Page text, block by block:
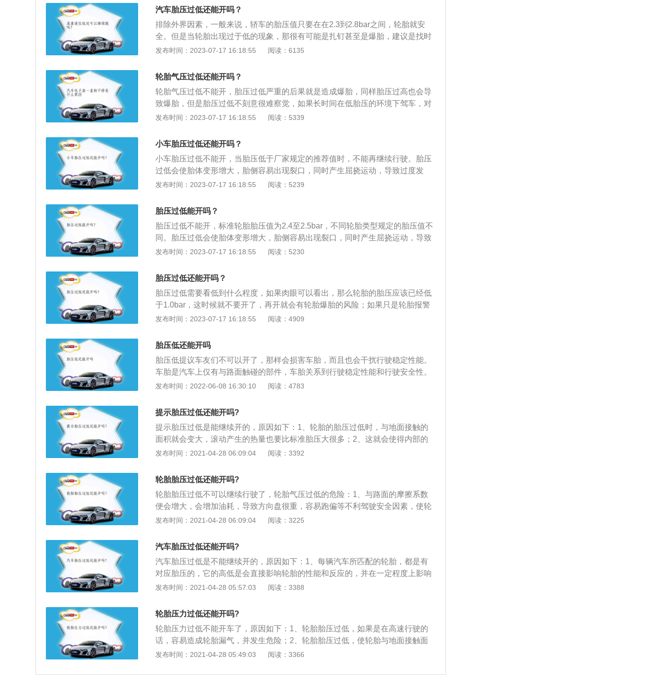
轮胎本身的运动自摩擦系数增大，地面上的胎面较平，而非地面上的胎面正态
性，有一个运动过程，使其在运行中不是一个正常的循环，使轮胎温度升高；
2、其次胎压过低会使胎身变形增大，胎侧容易产生裂纹，同时产生挠曲运动，
造成过热，促使橡胶老化、帘线疲劳、帘线断裂，也会使轮胎接地面积增大，加
速轮胎变形；3、除此之外，胎压过低也会导致油耗增加，方向盘很重，容易跑
汽车胎压过低还能开吗？
排除外界因素，一般来说，轿车的胎压值只要在在2.3到2.8bar之间，轮胎就安
全。但是当轮胎出现过于低的现象，那很有可能是扎钉甚至是爆胎，建议是找时
机缓慢停下，然后在距来车150米处放好警示牌，最后报警或者低呼叫保险公司
为轮胎气不足而影响到耗油量，因为轮胎压力过小时，轮胎与地面的接触面积增
大而导致行驶阻力更大，所以也就更废油，所以要定期检查轮胎压力是否正常。
相反，轮胎气太多也不行，建议气压值是在2.5之间。2、汽车在行驶的过程中，
只要轮胎和地面接触就会发生磨损，而且行驶到了一定的里程数就建议是更换，
不过这也没有办法避免。另外，就算轮胎只是安装在车上，并没有行驶，但是轮
更换，否则很有可能会因为抓地力不足，导致性能变弱，最终直接影响到行车安
全。3、而在行驶过程中，一旦发生爆胎，要紧握方向盘，用力稳住方向，同时
要慢松油门，让减速行为掌握在受控制的过程中努力保持原来的行车轨迹，千万
发布时间：2023-07-17 16:18:55 阅读：6135
轮胎气压过低还能开吗？
轮胎气压过低不能开，胎压过低严重的后果就是造成爆胎，同样胎压过高也会导
致爆胎，但是胎压过低不刻意很难察觉，如果长时间在低胎压的环境下驾车，对
于轮胎是一个非常大的伤害，重则还会危及到驾乘人员的安全。轮胎胎压应该打
度等车辆因素，与使用什么品牌的轮胎没有关系，标准胎压为2.4到2.5bar，但是
根据具体情况的不同有不同的差别。
发布时间：2023-07-17 16:18:55 阅读：5339
小车胎压过低还能开吗？
小车胎压过低不能开，当胎压低于厂家规定的推荐值时，不能再继续行驶。胎压
过低会使胎体变形增大，胎侧容易出现裂口，同时产生屈挠运动，导致过度发
热，促使橡胶老化，帘布层疲劳，帘线折断，还会使轮胎接地面积增大，加速胎
则是汽车的血压，胎压的高低对汽车的性能和动力有着非常重要的作用，气压是
轮胎的命门，过高和过低都会缩短轮胎的使用寿命。
发布时间：2023-07-17 16:18:55 阅读：5239
胎压过低能开吗？
胎压过低不能开，标准轮胎胎压值为2.4至2.5bar，不同轮胎类型规定的胎压值不
同。胎压过低会使胎体变形增大，胎侧容易出现裂口，同时产生屈挠运动，导致
过度发热，促使橡胶老化，帘布层疲劳，帘线折断，还会使轮胎接地面积增大，
胎胎压值可以适当的调高一些；夏季气温比较高，为了防止轮胎爆胎，汽车胎压
可以降低一些。
发布时间：2023-07-17 16:18:55 阅读：5230
胎压过低还能开吗？
胎压过低需要看低到什么程度，如果肉眼可以看出，那么轮胎的胎压应该已经低
于1.0bar，这时候就不要开了，再开就会有轮胎爆胎的风险；如果只是轮胎报警
灯亮了，正常轮胎的胎压不低于1.3bar，可以缓慢行驶到维修厂进行维修，不建
这时候就要进行补胎处理；2、由于轮胎长时间没有更换过，轮胎的胎口和轮圈
接触面不能完全密封，缓慢撒气；3、轮胎气嘴橡胶老化龟裂，造成轮胎慢撒
气，时间长了导致轮胎亏气。
发布时间：2023-07-17 16:18:55 阅读：4909
胎压低还能开吗
胎压低提议车友们不可以开了，那样会损害车胎，而且也会干扰行驶稳定性能。
车胎是汽车上仅有与路面触碰的部件，车胎关系到行驶稳定性能和行驶安全性。
胎压针对车胎而言是很重要的，胎压不可过高也不可过低。假如胎压过低，那在
高，那会降低车胎与路面的触碰面积，那样会干扰抓地力和行驶稳定性能。提议
车友们常常查看一下自个的轮胎气压和车胎表面是不是存有破损状况。车胎归属
于橡胶制品，提议车友们每过4年更换一回车胎。即便4年内行驶里程较少也要更
换，因为使用了4年的车胎会发生明显的老化状况。在购买新车胎时，也一定要
看好生产日期。车胎归属于橡胶制品，即便长时间闲置不用也会发生老化状况。
期，之中前两位象征一年中的第几周，后两位象征年份。大家购入车胎的时候常
常会忽略车胎的生产日期，车胎的橡胶是有寿命的，谁也不愿意花一样的钱买的
库存胎。
发布时间：2022-06-08 16:30:10 阅读：4783
提示胎压过低还能开吗?
提示胎压过低是能继续开的，原因如下：1、轮胎的胎压过低时，与地面接触的
面积就会变大，滚动产生的热量也要比标准胎压大很多；2、这就会使得内部的
帘布层变形、加速疲劳，严重时甚至会造成结构性损伤，结果就是发生爆胎；
能和反应，并在一定程度上影响着油耗；4、所以为了行车安全，需要定期对轮
胎的气压进行检测。
发布时间：2021-04-28 06:09:04 阅读：3392
轮胎胎压过低还能开吗?
轮胎胎压过低不可以继续行驶了，轮胎气压过低的危险：1、与路面的摩擦系数
便会增大，会增加油耗，导致方向盘很重，容易跑偏等不利驾驶安全因素，使轮
胎各部位的运动量增加，造成ABN过度挤压，轮胎正常发热；2、使帘线和橡胶
损；3、轮胎与地面摩擦成倍增加，轮胎温度急剧升高，轮胎柔软，强度急剧下
降，高速行驶会导致轮胎爆胎。
发布时间：2021-04-28 06:09:04 阅读：3225
汽车胎压过低还能开吗?
汽车胎压过低是不能继续开的，原因如下：1、每辆汽车所匹配的轮胎，都是有
对应胎压的，它的高低是会直接影响轮胎的性能和反应的，并在一定程度上影响
着油耗；2、过低的胎压会使轮胎的两侧外沿接触到地面，这样就无法让整个胎
危险程度是不亚于高胎压行车的，随时会导致爆胎，并且经常磨损最薄的胎壁部
分，还会导致轮胎的提前报废。
发布时间：2021-04-28 05:57:03 阅读：3388
轮胎压力过低还能开吗?
轮胎压力过低不能开车了，原因如下：1、轮胎胎压过低，如果是在高速行驶的
话，容易造成轮胎漏气，并发生危险；2、轮胎胎压过低，使轮胎与地面接触面
积增大，行驶时轮胎温度异常升高，同时，由于轮胎侧面变形严重，内部的钢
使用寿命。
发布时间：2021-04-28 05:49:03 阅读：3366